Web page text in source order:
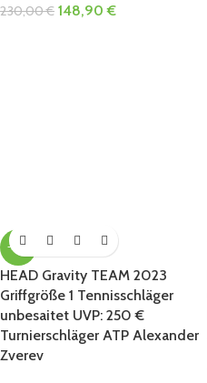
230,00€ 148,90€
-36%
HEAD Gravity TEAM 2023
Griffgröße 1 Tennisschläger
unbesaitet UVP: 250 €
Turnierschläger ATP Alexander
Zverev